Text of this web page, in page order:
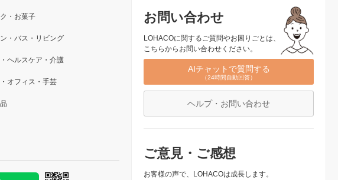
お問い合わせ
LOHACOに関するご質問やお困りごとは、
こちらからお問い合わせください。
AIチャットで質問する
（24時間自動回答）
ヘルプ・お問い合わせ
ご意見・ご感想
お客様の声で、LOHACOは成長します。
・お菓子
・バス・リビング
ヘルスケア・介護
オフィス・手芸